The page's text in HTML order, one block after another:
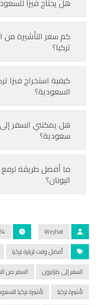
كم سعر التأشيرة من
تركيا؟
كيفية استخراج فيزا
السعودية؟
هل يمكنني السفر إلى
سعودية؟
ما أفضل طريقة لرفع
اليونان؟
Wejhat
أفضل وقت لزيارة تركيا
السفر إلى طرابزون
السفر من
تأشيرة تركيا
تأشيرة تركيا